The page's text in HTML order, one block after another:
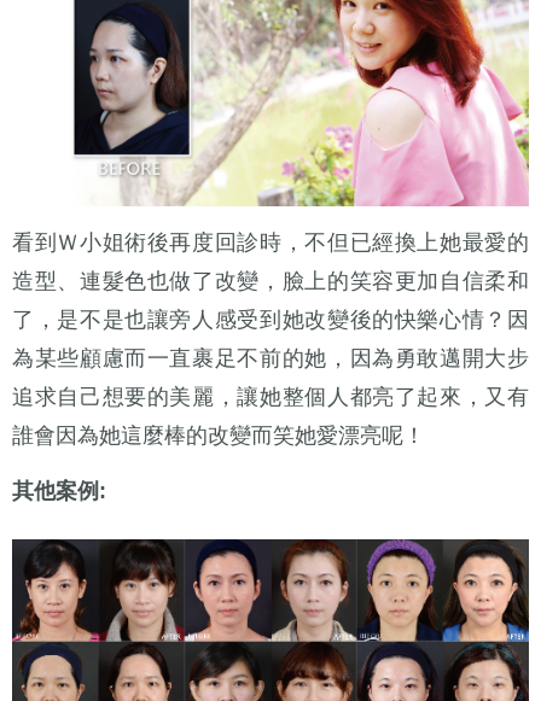
看到Ｗ小姐術後再度回診時，不但已經換上她最愛的
造型、連髮色也做了改變，臉上的笑容更加自信柔和
了，是不是也讓旁人感受到她改變後的快樂心情？因
為某些顧慮而一直裹足不前的她，因為勇敢邁開大步
追求自己想要的美麗，讓她整個人都亮了起來，又有
誰會因為她這麼棒的改變而笑她愛漂亮呢！
其他案例: